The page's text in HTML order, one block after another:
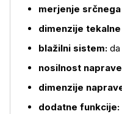
merjenje
dimenzije
blažilni sistem: da
nosilnost
dimenzije
dodatne funkcije: